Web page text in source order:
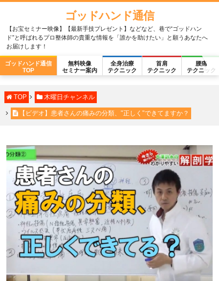
ゴッドハンド通信
【お宝セミナー映像】【最新手技プレゼント】などなど、巷で“ゴッドハン
ド”と呼ばれるプロ整体師の貴重な情報を「誰かを助けたい」と願うあなたへ
お届けします！
ゴッドハンド通信
TOP
無料映像
セミナー案内
全身治療
テクニック
首肩
テクニック
腰痛
テクニック
TOP 木曜日チャンネル
【ビデオ】患者さんの痛みの分類、"正しく"できてますか？